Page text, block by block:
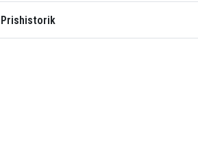
Prishistorik